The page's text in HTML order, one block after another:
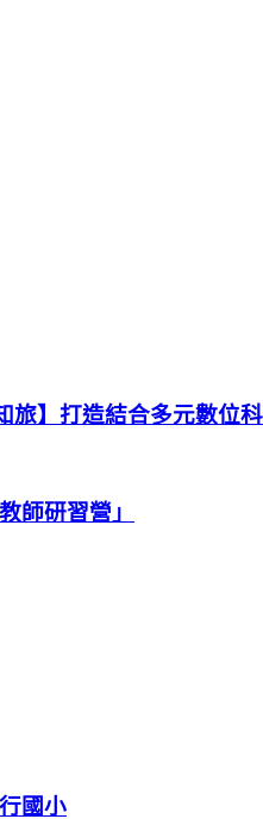
旅】打造結合多元數位
師研習營」
國小